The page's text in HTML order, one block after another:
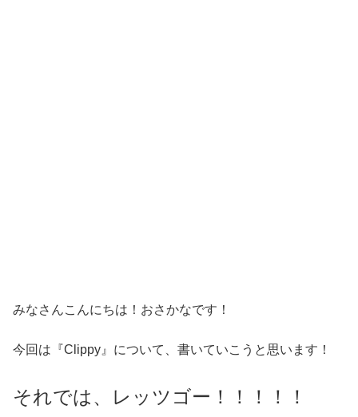
みなさんこんにちは！おさかなです！
今回は『Clippy』について、書いていこうと思います！
それでは、レッツゴー！！！！！